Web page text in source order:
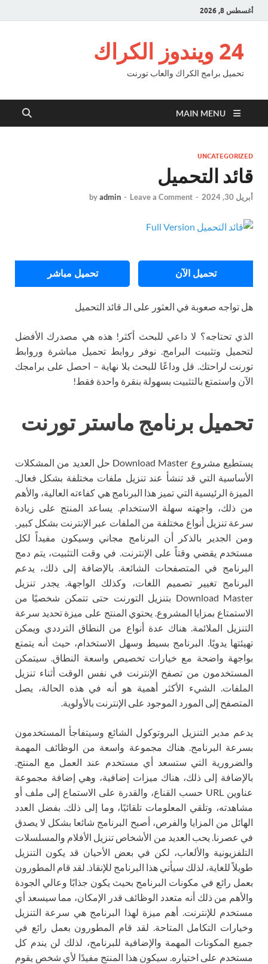
أغسطس 8, 2026
24 ويندوز الكراك
تحميل برامج الكراك والعاب تورنت
MAIN MENU
UNCATEGORIZED
قائد التحميل
أبريل 30, 2024 -
byadmin - Leave a Comment
تحميل الآن تحميل مباشر
هل تواجه صعوبة في العثور على الـ قائد التحميل
الذي تحتاجه؟ لا داعي للبحث أكثر! هذه هي مصدرك الأفضل
لتحميل وتثبيت البرامج. نوفر روابط تحميل مباشرة وروابط
تورنت لراحتك. قل وداعًا للبحث بلا نهاية – احصل على برامجك
الآن واستمتع بالتثبيت بسهولة بنقرة واحدة فقط!
تحميل برنامج ماستر تورنت
يستطيع مشروع Download Master حل العديد من المشكلات
الأساسية التي قد تنشأ عند تنزيل ملفات مختلفة بشكل فعال.
الميزة الرئيسية التي تميز هذا البرنامج هي كفاءته العالية، والأهم
من ذلك، واجهته سهلة الاستخدام. يساعد المنتج على زيادة
سرعة تنزيل أنواع مختلفة من الملفات عبر الإنترنت بشكل كبير.
ومن الجدير بالذكر أن البرنامج مجاني وسيكون مفيداً لكل
مستخدم يقضي وقتاً على الإنترنت. في وقت التثبيت، يتم دمج
البرنامج في المتصفحات الشائعة. بالإضافة إلى ذلك، يدعم
البرنامج تغيير تصميم اللغات، وكذلك الواجهة. يجدر تنزيل
Download Master بتنزيل التورنت حتى تتمكن شخصيًا من
الاستمتاع بمزايا المشروع. يحتوي المنتج على ميزة تحديد سرعة
التنزيل الملائمة. هناك عدة أنواع من النطاق الترددي ويمكن
تهيئتها يدويًا. البرنامج بسيط وسهل الاستخدام، حيث أنه يتمتع
بواجهة واضحة مع خيارات تخصيص واسعة النطاق. سيتمكن
المستخدمون من تصفح الإنترنت في نفس الوقت أثناء تنزيل
الملفات. الشيء الأكثر أهمية هو أنه في هذه الحالة، يصل
المتصفح إلى المورد الموجود على الإنترنت بالأولوية.
يدعم مدير التنزيل البروتوكول الشائع وسيتفاجأ المستخدمون
بسرعة البرنامج. هناك مجموعة واسعة من الوظائف المهمة
والضرورية التي ستسعد أي مستخدم عند العمل مع المنتج.
بالإضافة إلى ذلك، هناك ميزات إضافية، وهي إضافة مجموعة
عناوين URL حسب القناع، والقدرة على الاستماع إلى ملف أو
مشاهدته، وتلقي المعلومات تلقائيًا، وما إلى ذلك. بفضل العدد
الهائل من المزايا والفرص، أصبح البرنامج شائعا بشكل لا يصدق
في عصرنا. يحب العديد من الأشخاص تنزيل الأفلام والمسلسلات
التلفزيونية والألعاب، لكن في بعض الأحيان قد يكون التنزيل
طويلاً للغاية، لذلك سيأتي هذا البرنامج للإنقاذ. لقد قام المطورون
بعمل رائع في مكونات البرنامج بحيث يكون جذابًا وعالي الجودة
والأهم من ذلك أنه متعدد الوظائف قدر الإمكان، مما سيسعد أي
مستخدم للإنترنت. أهم ميزة لهذا البرنامج هي سرعة التنزيل
وخيارات التكامل المتاحة. لقد قام المطورون بعمل رائع في
جميع المكونات المهمة والإضافية للبرنامج، لذلك لن يندم كل
مستخدم على اختياره. سيكون هذا المنتج مفيدًا لأي شخص يقوم